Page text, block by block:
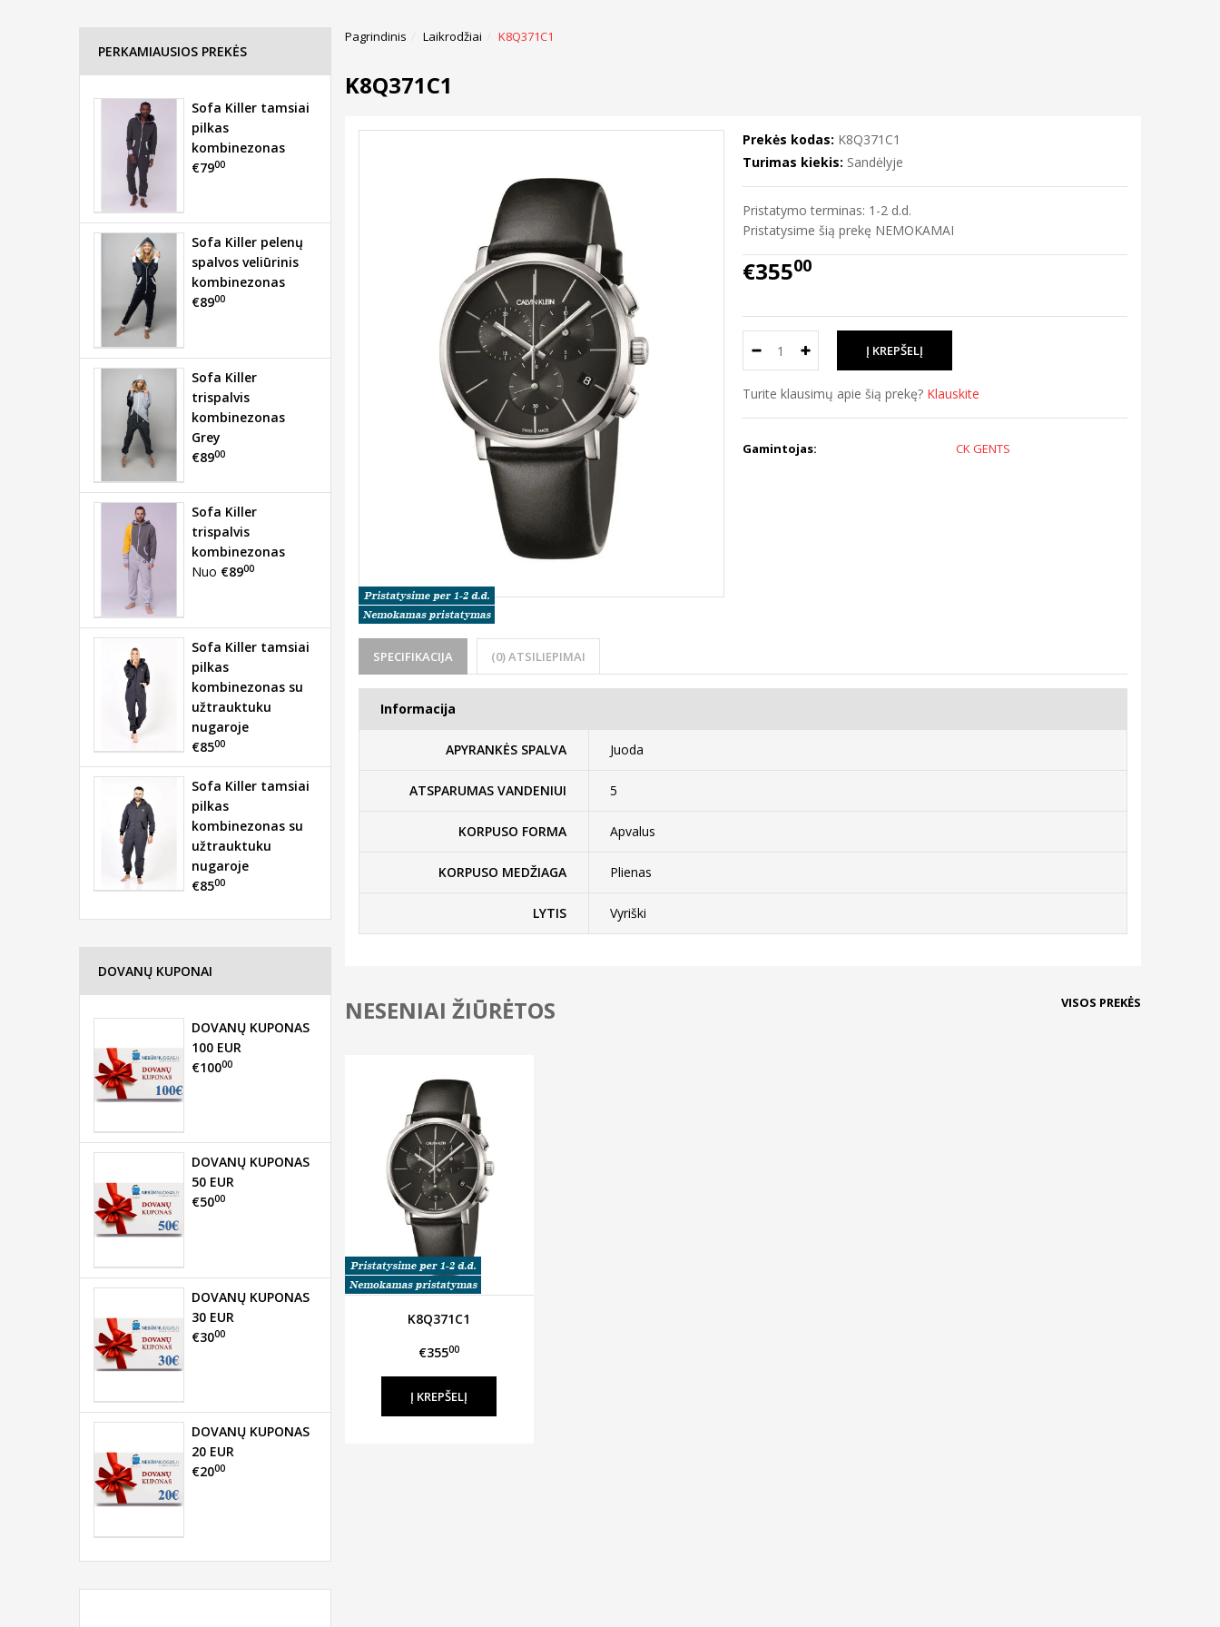
Pagrindinis Laikrodžiai K8Q371C1
K8Q371C1
Prekės kodas: K8Q371C1
Turimas kiekis: Sandėlyje
Pristatymo terminas: 1-2 d.d.
Pristatysime šią prekę NEMOKAMAI
€35500
Turite klausimų apie šią prekę? Klauskite
Gamintojas: CK GENTS
SPECIFIKACIJA (0) ATSILIEPIMAI
Informacija
APYRANKĖS SPALVA Juoda
ATSPARUMAS VANDENIUI 5
KORPUSO FORMA Apvalus
KORPUSO MEDŽIAGA Plienas
LYTIS Vyriški
NESENIAI ŽIŪRĖTOS VISOS PREKĖS
K8Q371C1
€35500
PERKAMIAUSIOS PREKĖS
Sofa Killer tamsiai
pilkas
kombinezonas
€7900
Sofa Killer pelenų
spalvos veliūrinis
kombinezonas
€8900
Sofa Killer
trispalvis
kombinezonas
Grey
€8900
Sofa Killer
trispalvis
kombinezonas
Nuo €8900
Sofa Killer tamsiai
pilkas
kombinezonas su
užtrauktuku
nugaroje
€8500
Sofa Killer tamsiai
pilkas
kombinezonas su
užtrauktuku
nugaroje
€8500
DOVANŲ KUPONAI
DOVANŲ KUPONAS
100 EUR
€10000
DOVANŲ KUPONAS
50 EUR
€5000
DOVANŲ KUPONAS
30 EUR
€3000
DOVANŲ KUPONAS
20 EUR
€2000